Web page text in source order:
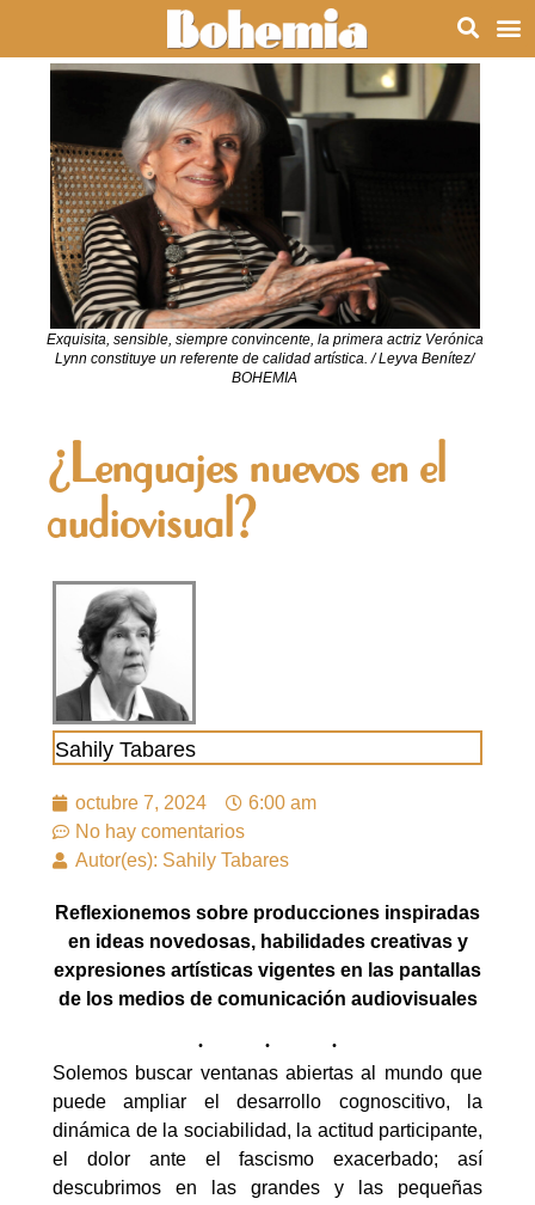
Exquisita, sensible, siempre convincente, la primera actriz Verónica
Lynn constituye un referente de calidad artística. / Leyva Benítez/
BOHEMIA
¿Lenguajes nuevos en el
audiovisual?
Sahily Tabares
octubre 7, 2024
6:00 am
No hay comentarios
Autor(es): Sahily Tabares
Reflexionemos sobre producciones inspiradas
en ideas novedosas, habilidades creativas y
expresiones artísticas vigentes en las pantallas
de los medios de comunicación audiovisuales
Solemos buscar ventanas abiertas al mundo que
puede ampliar el desarrollo cognoscitivo, la
dinámica de la sociabilidad, la actitud participante,
el dolor ante el fascismo exacerbado; así
descubrimos en las grandes y las pequeñas